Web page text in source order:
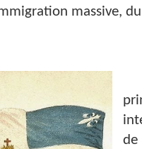
massive,
de